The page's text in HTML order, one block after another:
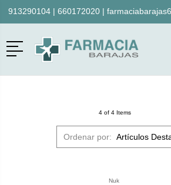
913290104| 660172020|
Menú
4 of 4 Items
Ordenar por:
Nuk